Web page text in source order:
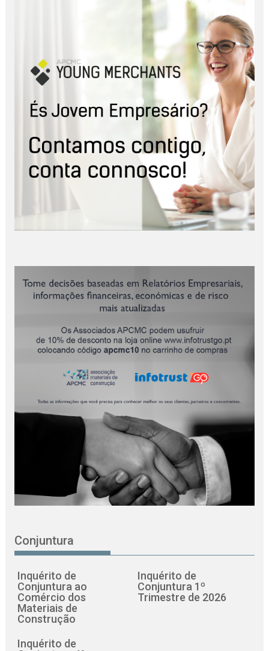
Conjuntura
Inquérito de
Conjuntura ao
Comércio dos
Materiais de
Construção
Inquérito de
Conjuntura 1º
Trimestre de 2026
Inquérito de